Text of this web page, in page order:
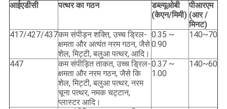
आईएडीसी पत्थर का गठन
डब्ल्यूओबी
(केएन/मिमी)
पीआरएम
(आर /
मिनट)
417/427/437कम संपीड़न शक्ति, उच्च ड्रिल-
क्षमता और अत्यंत नरम गठन, जैसे
शेल, मिट्टी, बलुआ पत्थर, आदि।
0.35 ~
0.90
140~70
447
कम संपीड़ित ताकत, उच्च ड्रिल-
क्षमता और नरम गठन, जैसे कि
शेल, मिट्टी, बलुआ पत्थर, नरम
चूना पत्थर, नमक चट्टान,
प्लास्टर आदि।
0.37 ~
1.00
140~60